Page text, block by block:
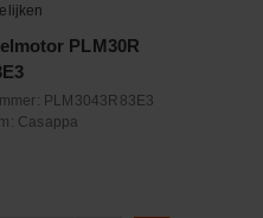
PLM30R
PLM3043R83E3
Casappa